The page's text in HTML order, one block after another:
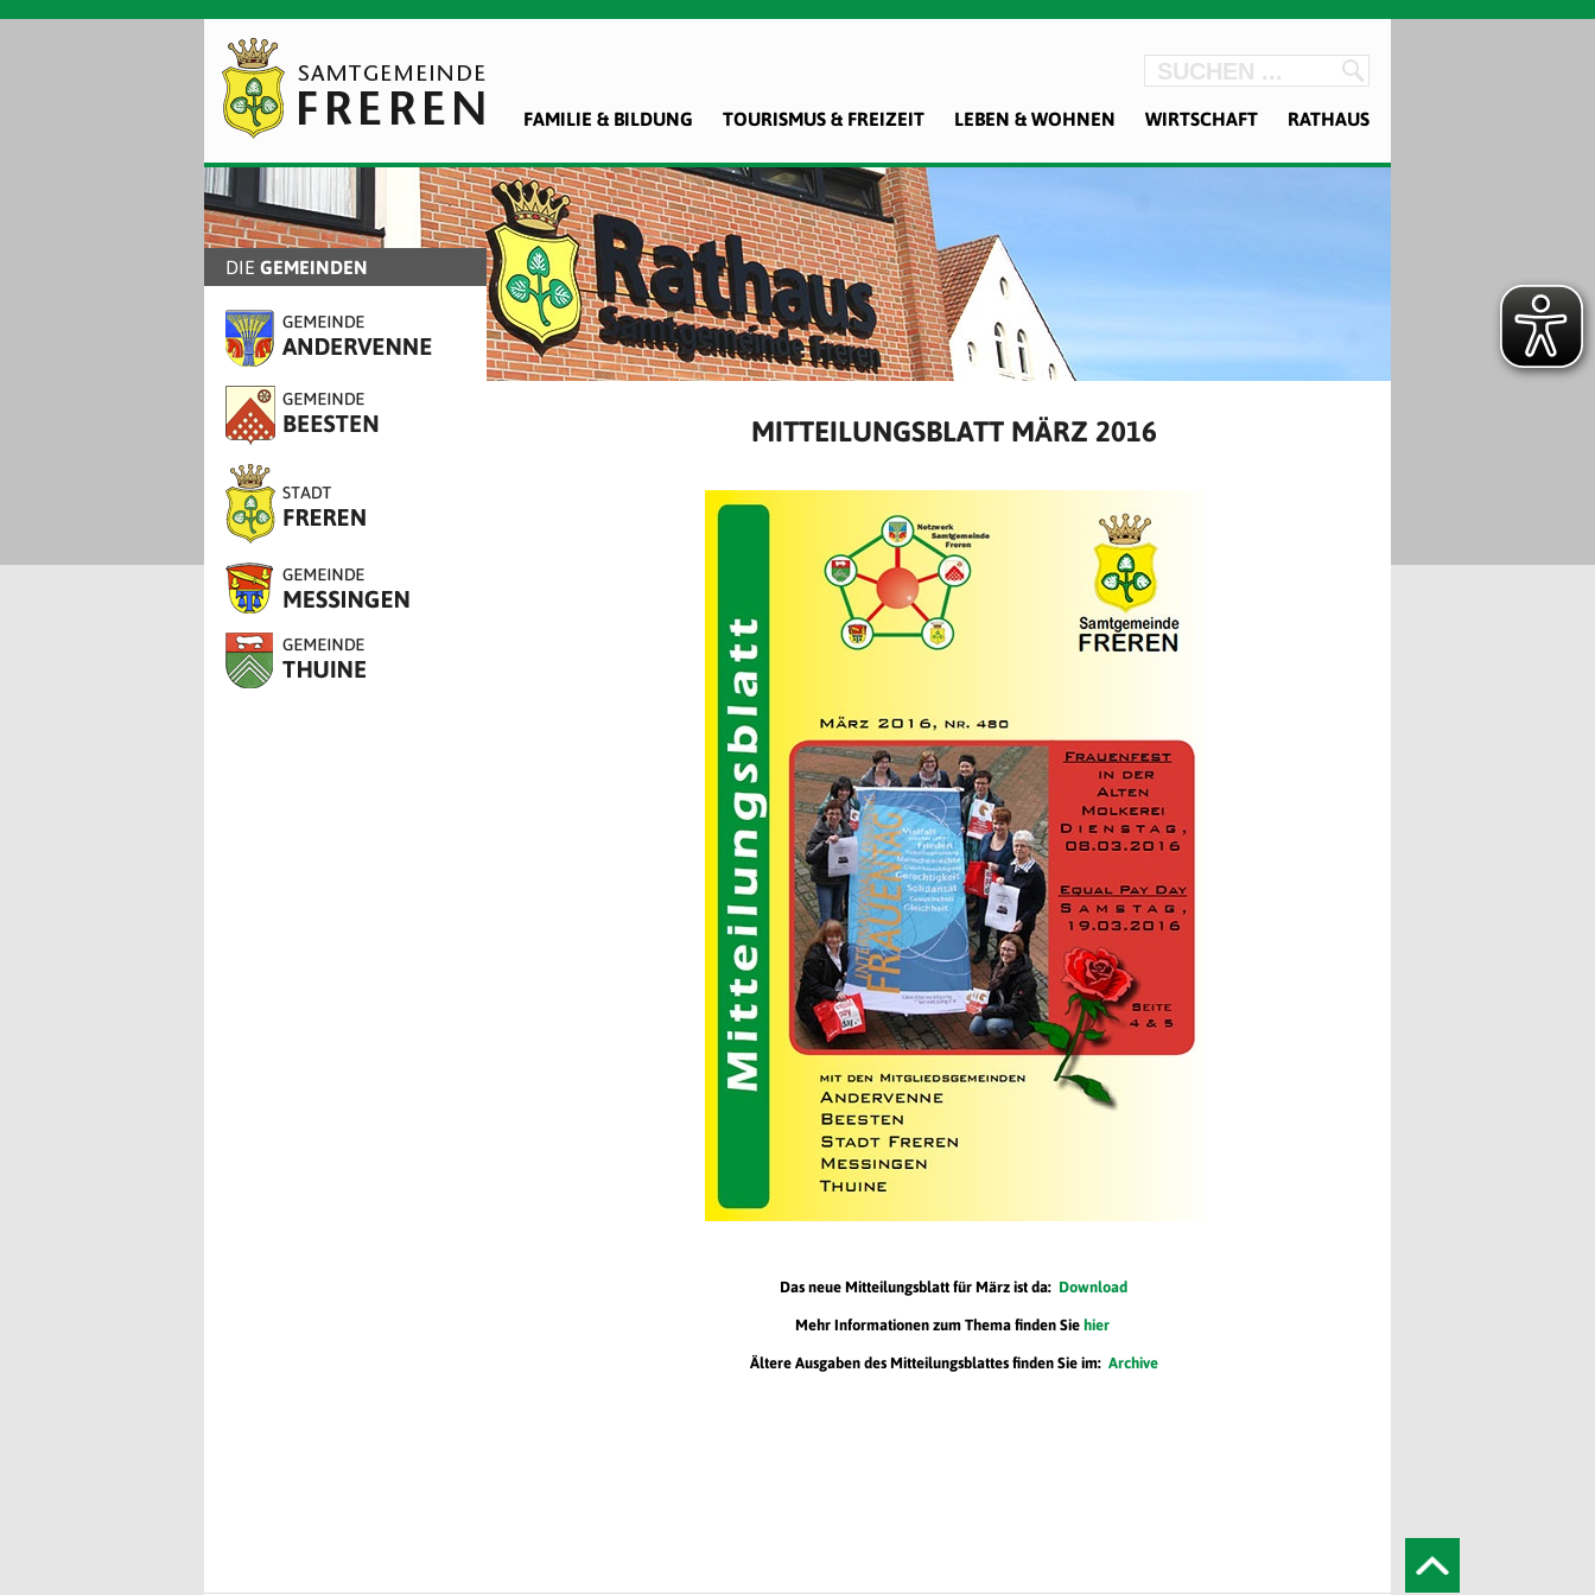
FAMILIE & BILDUNG TOURISMUS & FREIZEIT LEBEN & WOHNEN WIRTSCHAFT RATHAUS
DIE GEMEINDEN
MITTEILUNGSBLATT MÄRZ 2016
Das neue Mitteilungsblatt für März ist da: Download
Mehr Informationen zum Thema finden Sie hier
Ältere Ausgaben des Mitteilungsblattes finden Sie im: Archive